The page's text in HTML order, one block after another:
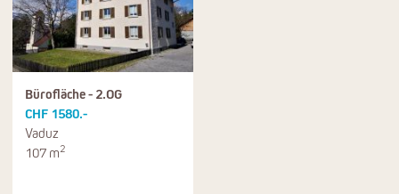
Bürofläche - 2.OG
CHF 1580.-
Vaduz
107 m2